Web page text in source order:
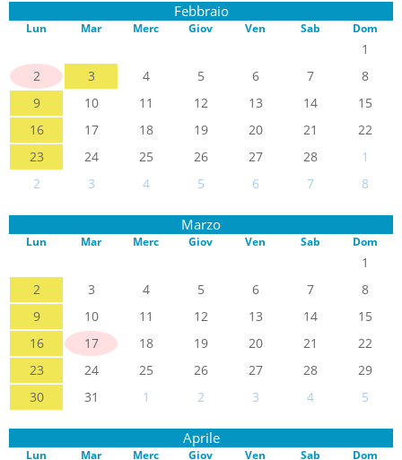
Febbraio
Lun Mar Merc Giov Ven Sab Dom
1
2
3 4 5 6 7
8
9
10 11 12 13 14
15
16
17 18 19 20 21
22
23
24 25 26 27 28
1
2
3 4 5 6 7 8
Marzo
Lun Mar Merc Giov Ven Sab Dom
1
2
3 4 5 6 7
8
9
10 11 12 13 14
15
16
17 18 19 20 21
22
23
24 25 26 27 28
29
30
31 1 2 3 4 5
Aprile
Lun Mar Merc Giov Ven Sab Dom